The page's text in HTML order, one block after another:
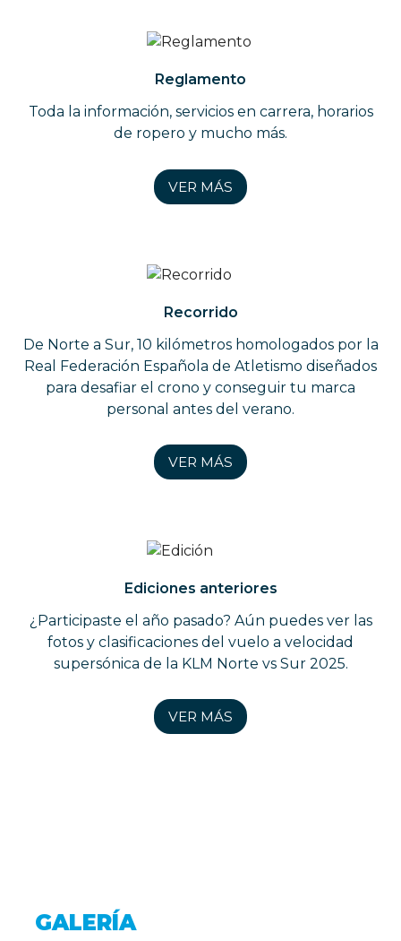
Reglamento
Toda la información, servicios en carrera, horarios
de ropero y mucho más.
VER MÁS
Recorrido
De Norte a Sur, 10 kilómetros homologados por la
Real Federación Española de Atletismo diseñados
para desafiar el crono y conseguir tu marca
personal antes del verano.
VER MÁS
Ediciones anteriores
¿Participaste el año pasado? Aún puedes ver las
fotos y clasificaciones del vuelo a velocidad
supersónica de la KLM Norte vs Sur 2025.
VER MÁS
GALERÍA